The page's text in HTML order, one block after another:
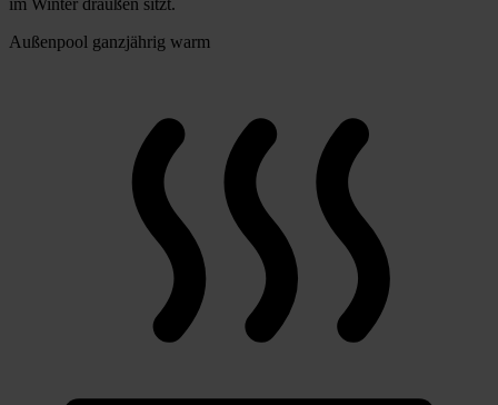
im Winter draußen sitzt.
Außenpool ganzjährig warm